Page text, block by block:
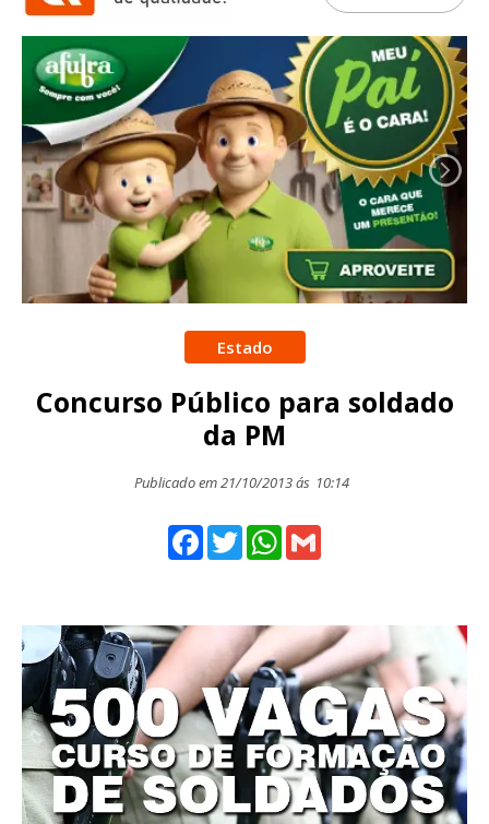
Estado
Concurso Público para soldado
da PM
Publicado em 21/10/2013 ás 10:14
Facebook
TwitterWhatsApp